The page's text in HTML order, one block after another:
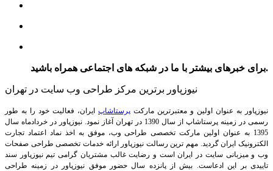
برای خبرهای بیشتر با ما در شبکه های اجتماعی همراه باشید.
نیوزپاور برترین مرکز طراحی وب سایت در تهران
نیوزپاور به عنوان اولین و معتبرترین مارکت پرستاشاپ ایران، فعالیت خود را به طور
رسمی در زمینه پرستاشاپ از سال 1390 در تهران آغاز نمود. نیوزپاور در خردادماه سال
1395 به عنوان اولین مارکت تخصصی طراحی وب، موفق به اخذ نماد اعتماد تجارت
الکترونیک ایران گردید. مهم ترین رسالت نیوزپاور ارائه خدمات تخصصی طراحی صفحات
وب و میزبانی سایت در ایران است و رضایت غالب مشتریان گرامی تیم نیوزپاور سند
تاییدی بر این ادعاست. بیش از پانزده سال حضور موفق نیوزپاور در زمینه طراحی